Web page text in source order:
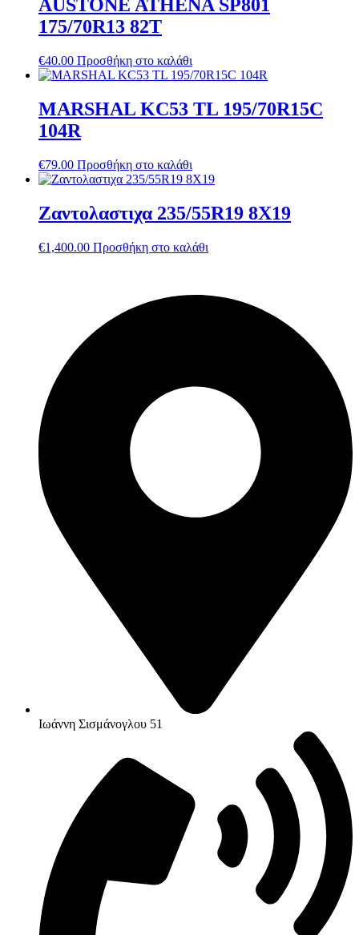
AUSTONE ATHENA SP801
175/70R13 82T
€40.00 Προσθήκη στο καλάθι
MARSHAL KC53 TL 195/70R15C
104R
€79.00 Προσθήκη στο καλάθι
Ζαντολαστιχα 235/55R19 8X19
€1,400.00 Προσθήκη στο καλάθι
Ιωάννη Σισμάνογλου 51